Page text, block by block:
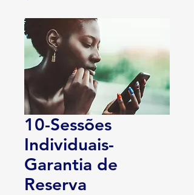
10-Sessões
Individuais-
Garantia de
Reserva